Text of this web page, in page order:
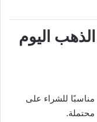
اليوم
للشراء على